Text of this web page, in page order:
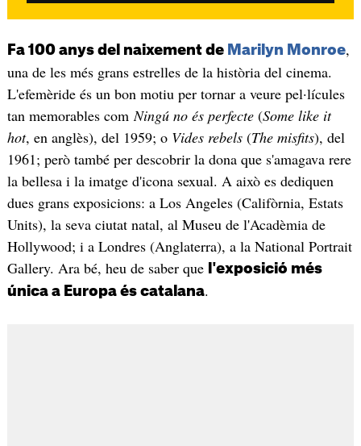
Fa 100 anys del naixement de Marilyn Monroe,
una de les més grans estrelles de la història del cinema.
L'efemèride és un bon motiu per tornar a veure pel·lícules
tan memorables comNingú no és perfecte(Some like it
hot, en anglès), del 1959; o Vides rebels(The misfits), del
1961; però també per descobrir la dona que s'amagava rere
la bellesa i la imatge d'icona sexual. A això es dediquen
dues grans exposicions: a Los Angeles (Califòrnia, Estats
Units), la seva ciutat natal, al Museu de l'Acadèmia de
Hollywood; i a Londres (Anglaterra), a la National Portrait
Gallery. Ara bé, heu de saber que
l'exposició més
única a Europa és catalana.